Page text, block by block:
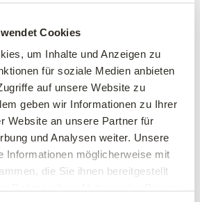
Cookies
um Inhalte und Anzeigen zu
für soziale Medien anbieten
auf unsere Website zu
geben wir Informationen zu Ihrer
Website an unsere Partner für
und Analysen weiter. Unsere
Informationen möglicherweise mit
die Sie ihnen bereitgestellt
€
BIOCANNA
12,99 €
mehrere Varianten verfügbar!